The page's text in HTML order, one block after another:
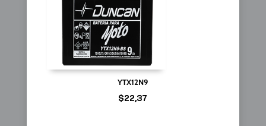
YTX12N9
$22,37